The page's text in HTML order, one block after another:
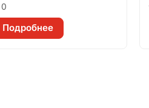
0
Подробнее